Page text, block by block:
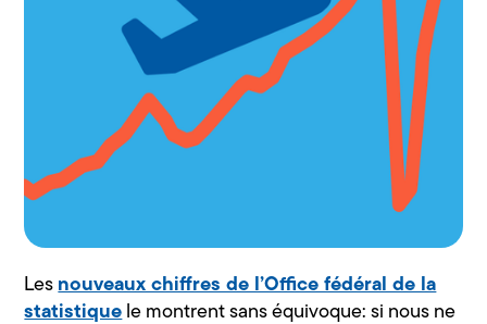
Lesnouveaux chiffres de l’Office fédéral de la
statistiquele montrent sans équivoque: si nous ne